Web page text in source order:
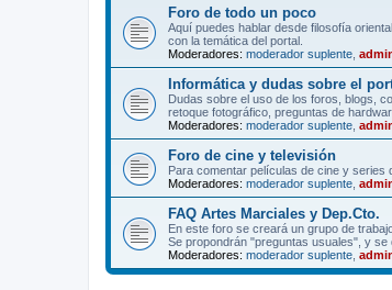
Foro de todo un poco
Aquí puedes hablar desde filosofía
con la temática del portal.
Moderadores: moderador suplente
Informática y dudas sobre el
Dudas sobre el uso de los foros, blogs,
retoque fotográfico, preguntas de
Moderadores: moderador suplente
Foro de cine y televisión
Para comentar películas de cine y series
Moderadores: moderador suplente
FAQ Artes Marciales y Dep.Cto.
En este foro se creará un grupo de
Se propondrán "preguntas usuales", y
Moderadores: moderador suplente